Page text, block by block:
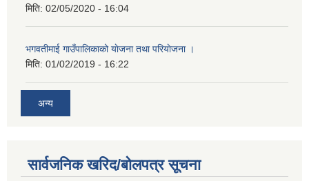
मिति: 02/05/2020 - 16:04
भगवतीमाई गाउँपालिकाको याेजना तथा परियाेजना ।
मिति: 01/02/2019 - 16:22
अन्य
सार्वजनिक खरिद/बोलपत्र सूचना